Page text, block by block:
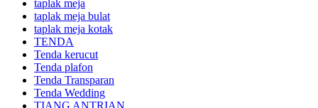
taplak meja
taplak meja bulat
taplak meja kotak
TENDA
Tenda kerucut
Tenda plafon
Tenda Transparan
Tenda Wedding
TIANG ANTRIAN